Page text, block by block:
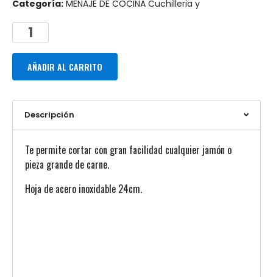
Categoría: MENAJE DE COCINA Cuchilleria y
AÑADIR AL CARRITO
Descripción
Te permite cortar con gran facilidad cualquier jamón o
pieza grande de carne.
Hoja de acero inoxidable 24cm.